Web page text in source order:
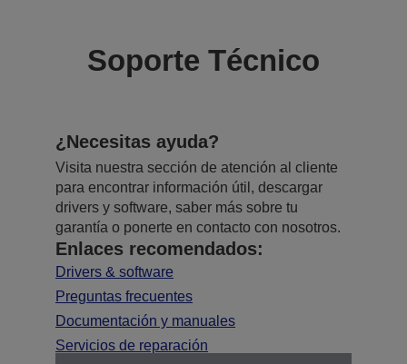
Soporte Técnico
¿Necesitas ayuda?
Visita nuestra sección de atención al cliente
para encontrar información útil, descargar
drivers y software, saber más sobre tu
garantía o ponerte en contacto con nosotros.
Enlaces recomendados:
Drivers & software
Preguntas frecuentes
Documentación y manuales
Servicios de reparación